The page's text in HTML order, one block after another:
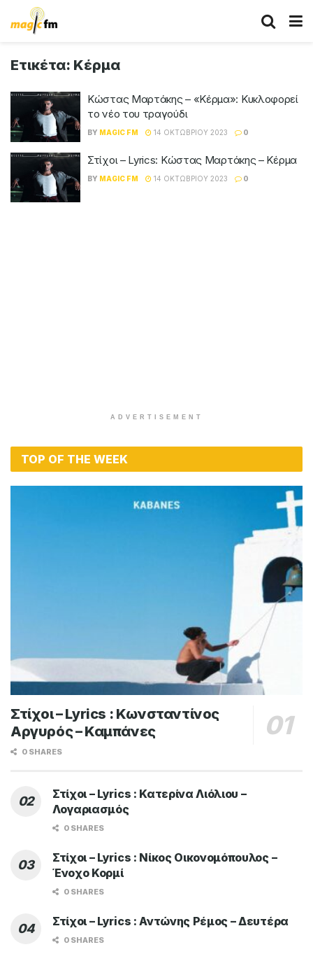
Ετικέτα: Κέρμα
Κώστας Μαρτάκης – «Κέρμα»: Κυκλοφορεί
το νέο του τραγούδι
BY MAGIC FM 14 ΟΚΤΩΒΡΊΟΥ 2023 0
Στίχοι – Lyrics: Κώστας Μαρτάκης – Κέρμα
BY MAGIC FM 14 ΟΚΤΩΒΡΊΟΥ 2023 0
ADVERTISEMENT
TOP OF THE WEEK
Στίχοι – Lyrics : Κωνσταντίνος
Αργυρός – Καμπάνες
0 SHARES
Στίχοι – Lyrics : Κατερίνα Λιόλιου –
Λογαριασμός
0 SHARES
Στίχοι – Lyrics : Νίκος Οικονομόπουλος –
Ένοχο Κορμί
0 SHARES
Στίχοι – Lyrics : Αντώνης Ρέμος – Δευτέρα
0 SHARES